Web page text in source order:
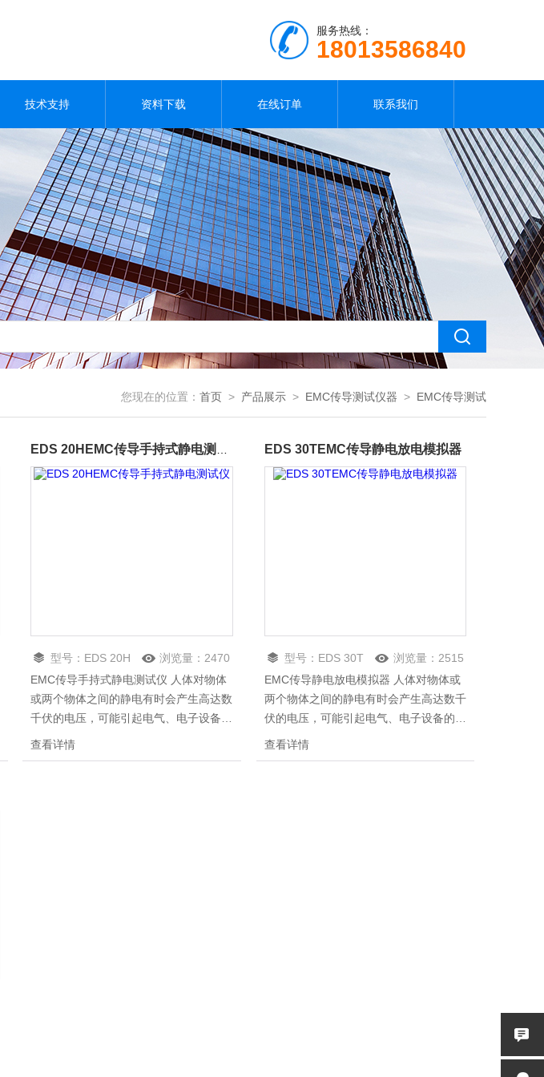
服务热线：
18013586840
技术支持 资料下载 在线订单 联系我们
您现在的位置： 首页 > 产品展示 > EMC传导测试仪器 > EMC传导测试
型号： EDS 20H 浏览量： 2470
EMC传导手持式静电测试仪 人体对物体
或两个物体之间的静电有时会产生高达数
千伏的电压，可能引起电气、电子设备的
电路发生故障，甚至损坏。EDS 20H是
查看详情
EDS 30TEMC传导静电放电模拟器
型号： EDS 30T 浏览量： 2515
EMC传导静电放电模拟器 人体对物体或
两个物体之间的静电有时会产生高达数千
伏的电压，可能引起电气、电子设备的电
路发生故障，甚至损坏。EDS 30T输出
查看详情